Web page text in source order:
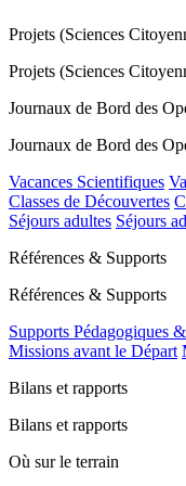
Projets (Sciences
Projets (Sciences
Journaux de Bord des
Journaux de Bord des
Vacances Scientifiques
Classes de Découvertes
Séjours adultes Séjours
Références & Supports
Références & Supports
Supports Pédagogiques
Missions avant le Départ
Bilans et rapports
Bilans et rapports
Où sur le terrain